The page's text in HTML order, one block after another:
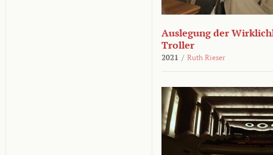
Auslegung der
Troller
2021 / Ruth Rieser